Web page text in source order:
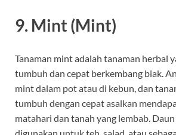
9. Mint (Mint)
Tanaman mint adalah tanaman herbal
tumbuh dan cepat berkembang biak.
mint dalam pot atau di kebun, dan
tumbuh dengan cepat asalkan
matahari dan tanah yang lembab.